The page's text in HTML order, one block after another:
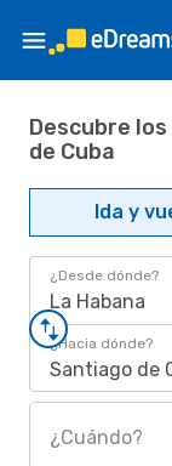
Descubre
de Cuba
Ida y
¿Desde dónde?
La Habana
¿Hacia dónde?
Santiago de
¿Cuándo?